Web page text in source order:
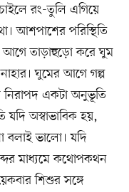
রং-তুলি এগিয়ে
আশপাশের পরিস্থিতি
আগে তাড়াহুড়ো করে ঘুম
ঘুমের আগে গল্প
নিরাপদ একটা অনুভূতি
যদি অস্বাভাবিক হয়,
বলাই ভালো। যদি
মাধ্যমে কথোপকথন
শিশুর সঙ্গে